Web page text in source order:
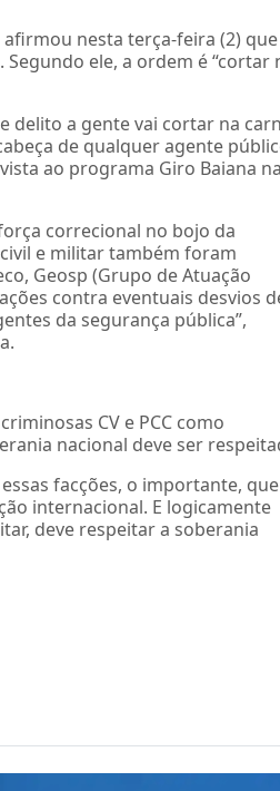
afirmou nesta terça-feira (2) que
ele, a ordem é “cortar
delito a gente vai cortar na
de qualquer agente
ao programa Giro Baiana na
correcional no bojo da
e militar também foram
Geosp (Grupo de Atuação
contra eventuais desvios
da segurança pública”,
CV e PCC como
nacional deve ser
facções, o importante,
internacional. E logicamente
deve respeitar a soberania